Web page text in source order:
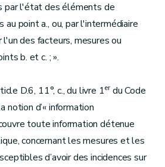
par l'état des éléments de
au point a., ou, par l'intermédiaire
des facteurs, mesures ou
b. et c. ; ».
D.6, 11°, c., du livre 1erdu Code
notion d’« information
toute information détenue
concernant les mesures et les
d’avoir des incidences sur